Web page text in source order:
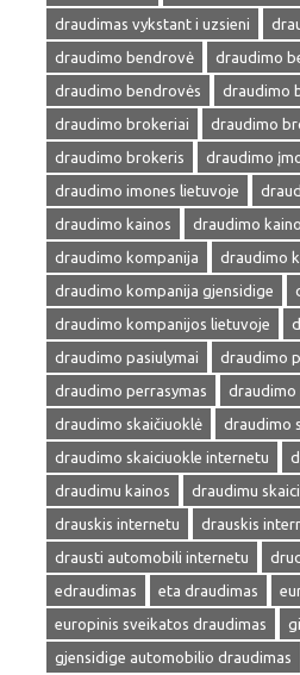
draudimas vykstant i uzsieni
draudimo bendrovė
draudimo
draudimo bendrovės
draudimo
draudimo brokeriai
draudimo
draudimo brokeris
draudimo
draudimo imones lietuvoje
draudimo kainos
draudimo
draudimo kompanija
draudimo
draudimo kompanija gjensidige
draudimo kompanijos lietuvoje
draudimo pasiulymai
draudimo
draudimo perrasymas
draudimo
draudimo skaičiuoklė
draudimo
draudimo skaiciuokle internetu
draudimu kainos
draudimu
drauskis internetu
drauskis
drausti automobili internetu
edraudimas
eta draudimas
europinis sveikatos draudimas
gjensidige automobilio draudimas